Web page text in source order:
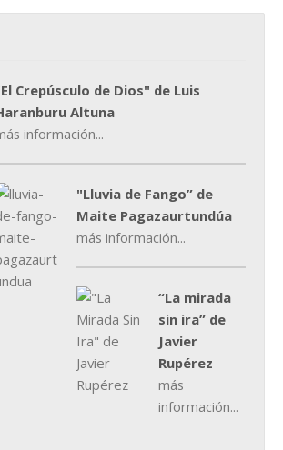
Crepúsculo de Dios" de Luis
Altuna
información...
"Lluvia de Fango” de
Maite Pagazaurtundúa
más información...
“La mirada
sin ira” de
Javier
Rupérez
más
información...